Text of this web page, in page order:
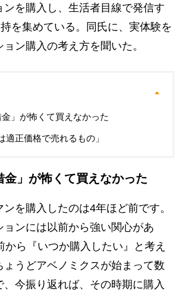
ンを購入し、生活者目線で発信す
を集めている。同氏に、実体験を
ン購入の考え方を聞いた。
金」が怖くて買えなかった
適正価格で売れるもの」
金」が怖くて買えなかった
ンを購入したのは4年ほど前です。
ョンには以前から強い関心があ
から『いつか購入したい』と考え
ょうどアベノミクスが始まって数
今振り返れば、その時期に購入